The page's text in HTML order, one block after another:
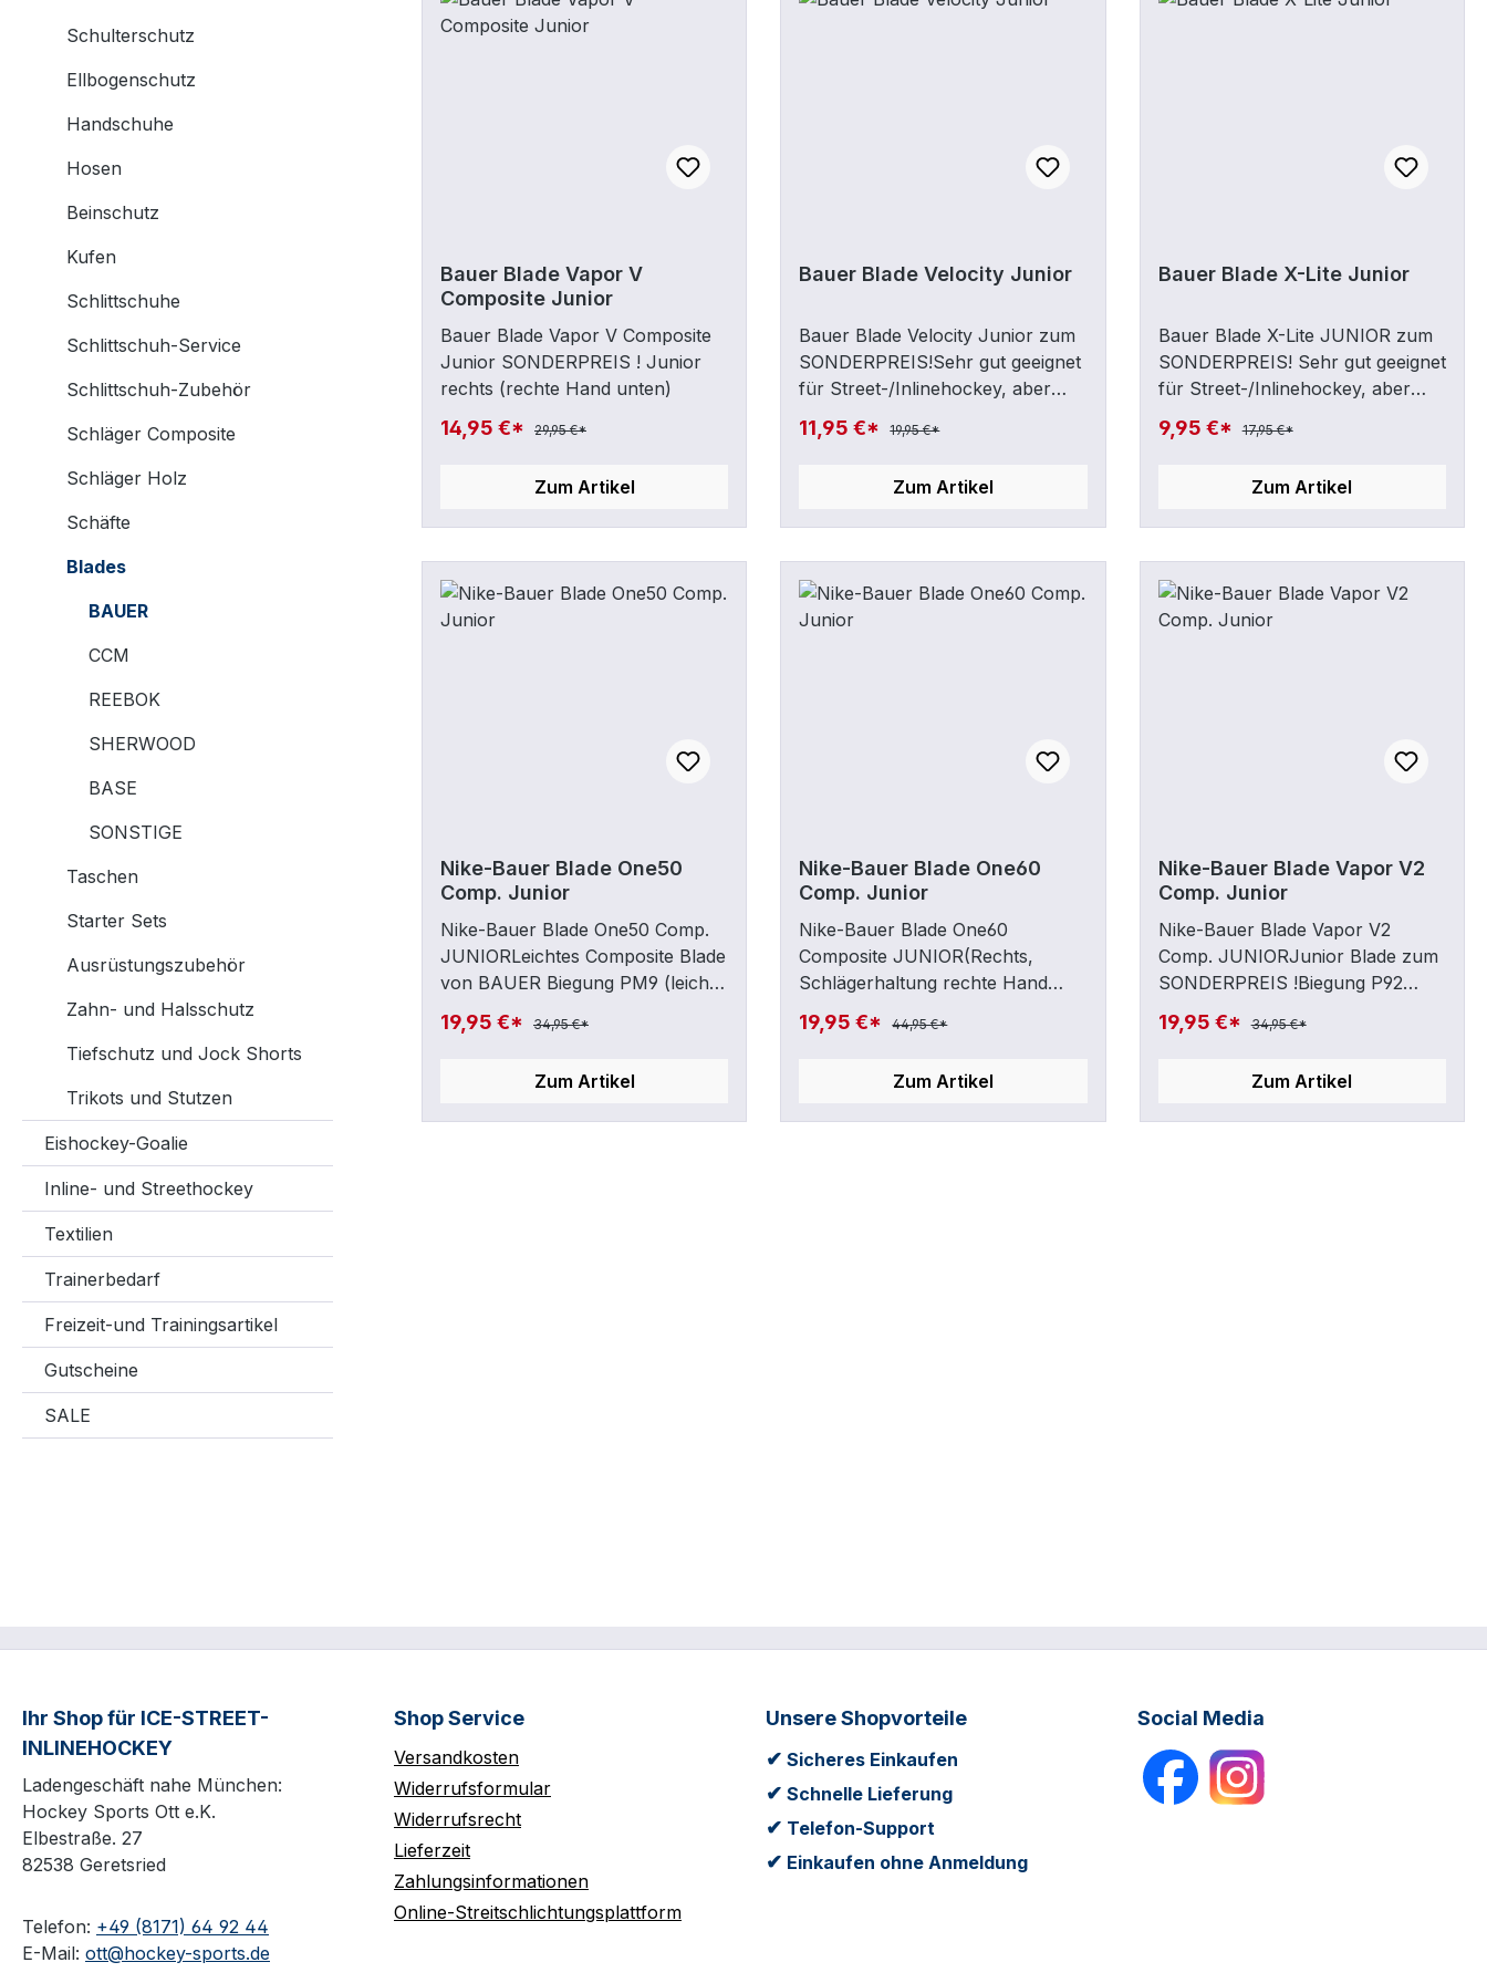
Schulterschutz
Ellbogenschutz
Handschuhe
Hosen
Beinschutz
Kufen
Schlittschuhe
Schlittschuh-Service
Schlittschuh-Zubehör
Schläger Composite
Schläger Holz
Schäfte
Blades
BAUER
CCM
REEBOK
SHERWOOD
BASE
SONSTIGE
Taschen
Starter Sets
Ausrüstungszubehör
Zahn- und Halsschutz
Tiefschutz und Jock Shorts
Trikots und Stutzen
Eishockey-Goalie
Inline- und Streethockey
Textilien
Trainerbedarf
Freizeit-und Trainingsartikel
Gutscheine
SALE
Bauer Blade Vapor V
Composite Junior
Bauer Blade Vapor V Composite
Junior SONDERPREIS ! Junior
rechts (rechte Hand unten)
14,95 €* 29,95 €*
Zum Artikel
Bauer Blade Velocity Junior
Bauer Blade Velocity Junior zum
SONDERPREIS!Sehr gut geeignet
für Street-/Inlinehockey, aber
auch fürs Eis ! Junior rechts
(rechte Hand unten)
11,95 €* 19,95 €*
Zum Artikel
Bauer Blade X-Lite Junior
Bauer Blade X-Lite JUNIOR zum
SONDERPREIS! Sehr gut geeignet
für Street-/Inlinehockey, aber
auch fürs Eis ! Junior Rechts
(rechte Hand unten)
9,95 €* 17,95 €*
Zum Artikel
Nike-Bauer Blade One50
Comp. Junior
Nike-Bauer Blade One50 Comp.
JUNIORLeichtes Composite Blade
von BAUER Biegung PM9 (leichte
Curve) Junior Rechts (rechte
Hand unten) SONDERPREIS !
19,95 €* 34,95 €*
Zum Artikel
Nike-Bauer Blade One60
Comp. Junior
Nike-Bauer Blade One60
Composite JUNIOR(Rechts,
Schlägerhaltung rechte Hand
unten) SONDERPREIS !
19,95 €* 44,95 €*
Zum Artikel
Nike-Bauer Blade Vapor V2
Comp. Junior
Nike-Bauer Blade Vapor V2
Comp. JUNIORJunior Blade zum
SONDERPREIS !Biegung P92
Rechts (rechte Hand unten)
19,95 €* 34,95 €*
Zum Artikel
Ihr Shop für ICE-STREET-
INLINEHOCKEY
Ladengeschäft nahe München:
Hockey Sports Ott e.K.
Elbestraße. 27
82538 Geretsried
Telefon: +49 (8171) 64 92 44
E-Mail: ott@hockey-sports.de
Shop Service
Versandkosten
Widerrufsformular
Widerrufsrecht
Lieferzeit
Zahlungsinformationen
Online-Streitschlichtungsplattform
Unsere Shopvorteile
✔ Sicheres Einkaufen
✔ Schnelle Lieferung
✔ Telefon-Support
✔ Einkaufen ohne Anmeldung
Social Media